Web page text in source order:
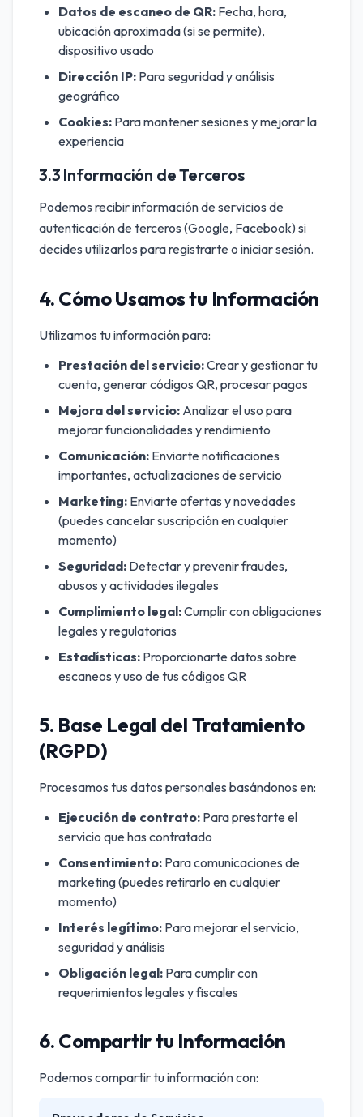
Datos de escaneo de QR: Fecha, hora,
ubicación aproximada (si se permite),
dispositivo usado
Dirección IP: Para seguridad y análisis
geográfico
Cookies: Para mantener sesiones y mejorar la
experiencia
3.3 Información de Terceros
Podemos recibir información de servicios de
autenticación de terceros (Google, Facebook) si
decides utilizarlos para registrarte o iniciar sesión.
4. Cómo Usamos tu Información
Utilizamos tu información para:
Prestación del servicio:Crear y gestionar tu
cuenta, generar códigos QR, procesar pagos
Mejora del servicio: Analizar el uso para
mejorar funcionalidades y rendimiento
Comunicación: Enviarte notificaciones
importantes, actualizaciones de servicio
Marketing: Enviarte ofertas y novedades
(puedes cancelar suscripción en cualquier
momento)
Seguridad: Detectar y prevenir fraudes,
abusos y actividades ilegales
Cumplimiento legal:Cumplir con obligaciones
legales y regulatorias
Estadísticas: Proporcionarte datos sobre
escaneos y uso de tus códigos QR
5. Base Legal del Tratamiento
(RGPD)
Procesamos tus datos personales basándonos en:
Ejecución de contrato: Para prestarte el
servicio que has contratado
Consentimiento: Para comunicaciones de
marketing (puedes retirarlo en cualquier
momento)
Interés legítimo: Para mejorar el servicio,
seguridad y análisis
Obligación legal: Para cumplir con
requerimientos legales y fiscales
6. Compartir tu Información
Podemos compartir tu información con: